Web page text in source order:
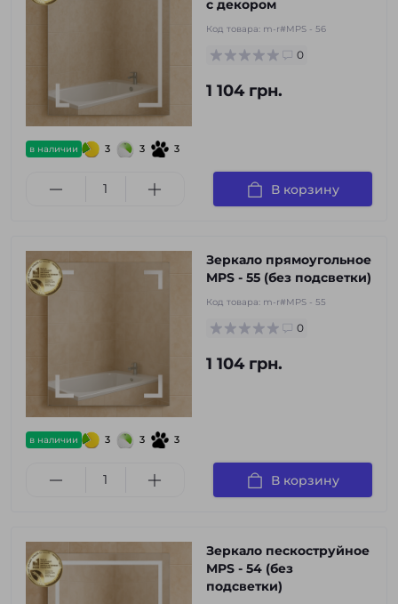
в наличии 3 3 3
с декором
Код товара: m-r#MPS - 56
0
1 104 грн.
В корзину
в наличии 3 3 3
Зеркало прямоугольное
MPS - 55 (без подсветки)
Код товара: m-r#MPS - 55
0
1 104 грн.
В корзину
Зеркало пескоструйное
MPS - 54 (без
подсветки)